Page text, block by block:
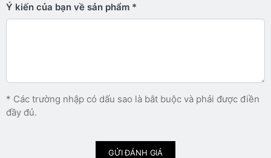
Ý kiến ​​của bạn về sản phẩm
* Các trường nhập có dấu sao là bắt buộc và phải được điền
đầy đủ.
GỬI ĐÁNH GIÁ